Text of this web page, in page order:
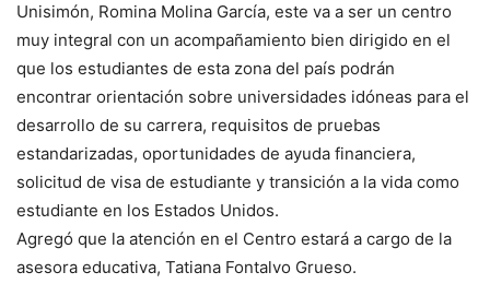
Unisimón, Romina Molina García, este va a ser un centro
muy integral con un acompañamiento bien dirigido en el
que los estudiantes de esta zona del país podrán
encontrar orientación sobre universidades idóneas para el
desarrollo de su carrera, requisitos de pruebas
estandarizadas, oportunidades de ayuda financiera,
solicitud de visa de estudiante y transición a la vida como
estudiante en los Estados Unidos.
Agregó que la atención en el Centro estará a cargo de la
asesora educativa, Tatiana Fontalvo Grueso.